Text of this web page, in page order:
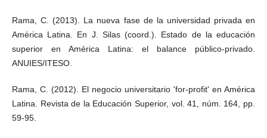
Rama, C. (2013). La nueva fase de la universidad privada en
América Latina. En J. Silas (coord.). Estado de la educación
superior en América Latina: el balance público-privado.
ANUIES/ITESO.
Rama, C. (2012). El negocio universitario 'for-profit' en América
Latina. Revista de la Educación Superior, vol. 41, núm. 164, pp.
59-95.